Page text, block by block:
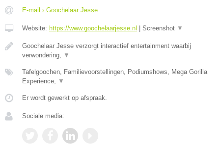
E-mail › Goochelaar Jesse
Website: https://www.goochelaarjesse.nl Screenshot ▼
Goochelaar Jesse verzorgt interactief entertainment waarbij
verwondering, ▼
Tafelgoochen, Familievoorstellingen, Podiumshows, Mega Gorilla
Experience, ▼
Er wordt gewerkt op afspraak.
Sociale media: